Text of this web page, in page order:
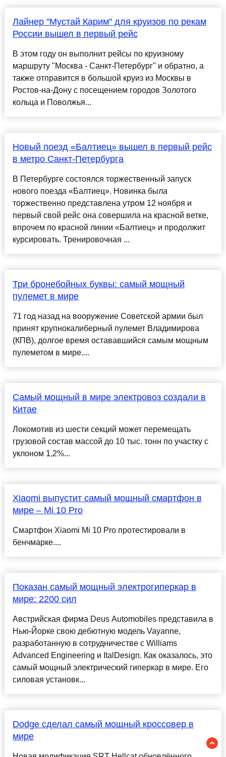
Лайнер "Мустай Карим" для круизов по рекам
России вышел в первый рейс
В этом году он выполнит рейсы по круизному
маршруту "Москва - Санкт-Петербург" и обратно, а
также отправится в большой круиз из Москвы в
Ростов-на-Дону с посещением городов Золотого
кольца и Поволжья...
Новый поезд «Балтиец» вышел в первый рейс
в метро Санкт-Петербурга
В Петербурге состоялся торжественный запуск
нового поезда «Балтиец». Новинка была
торжественно представлена утром 12 ноября и
первый свой рейс она совершила на красной ветке,
впрочем по красной линии «Балтиец» и продолжит
курсировать. Тренировочная ...
Три бронебойных буквы: самый мощный
пулемет в мире
71 год назад на вооружение Советской армии был
принят крупнокалиберный пулемет Владимирова
(КПВ), долгое время остававшийся самым мощным
пулеметом в мире....
Самый мощный в мире электровоз создали в
Китае
Локомотив из шести секций может перемещать
грузовой состав массой до 10 тыс. тонн по участку с
уклоном 1,2%...
Xiaomi выпустит самый мощный смартфон в
мире – Mi 10 Pro
Смартфон Xiaomi Mi 10 Pro протестировали в
бенчмарке....
Показан самый мощный электрогиперкар в
мире: 2200 сил
Австрийская фирма Deus Automobiles представила в
Нью-Йорке свою дебютную модель Vayanne,
разработанную в сотрудничестве с Williams
Advanced Engineering и ItalDesign. Как оказалось, это
самый мощный электрический гиперкар в мире. Его
силовая установк...
Dodge сделал самый мощный кроссовер в
мире